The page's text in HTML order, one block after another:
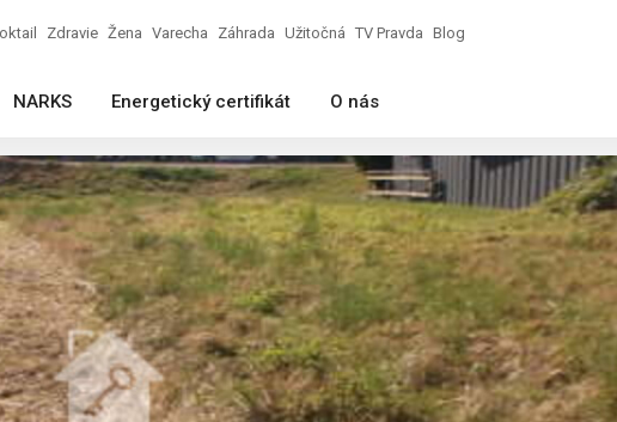
Zdravie Žena Varecha Záhrada Užitočná TV Pravda Blog
NARKS Energetický certifikát O nás